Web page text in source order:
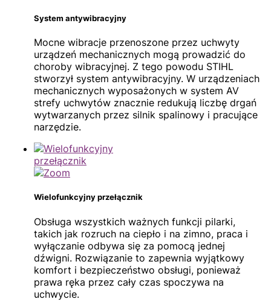
System antywibracyjny
Mocne wibracje przenoszone przez uchwyty
urządzeń mechanicznych mogą prowadzić do
choroby wibracyjnej. Z tego powodu STIHL
stworzył system antywibracyjny. W urządzeniach
mechanicznych wyposażonych w system AV
strefy uchwytów znacznie redukują liczbę drgań
wytwarzanych przez silnik spalinowy i pracujące
narzędzie.
Wielofunkcyjny przełącznik
Obsługa wszystkich ważnych funkcji pilarki,
takich jak rozruch na ciepło i na zimno, praca i
wyłączanie odbywa się za pomocą jednej
dźwigni. Rozwiązanie to zapewnia wyjątkowy
komfort i bezpieczeństwo obsługi, ponieważ
prawa ręka przez cały czas spoczywa na
uchwycie.